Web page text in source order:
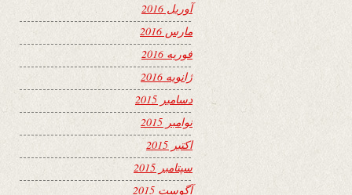
آوریل 2016
مارس 2016
فوریه 2016
ژانویه 2016
دسامبر 2015
نوامبر 2015
اکتبر 2015
سپتامبر 2015
آگوست 2015